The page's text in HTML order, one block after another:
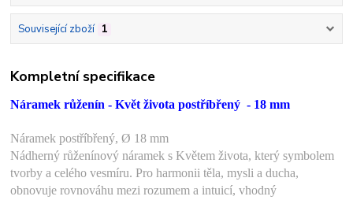
Související zboží 1
Kompletní specifikace
Náramek růženín - Květ života postříbřený - 18 mm
Náramek postříbřený, Ø 18 mm
Nádherný růženínový náramek s Květem života, který symbolem
tvorby a celého vesmíru. Pro harmonii těla, mysli a ducha,
obnovuje rovnováhu mezi rozumem a intuicí, vhodný